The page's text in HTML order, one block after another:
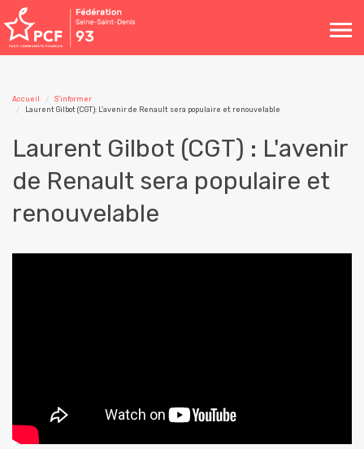
Toggle
navigation
Accueil
S'informer
Laurent Gilbot (CGT): L'avenir de Renault sera populaire et renouvelable
Laurent Gilbot (CGT) : L'avenir
de Renault sera populaire et
renouvelable